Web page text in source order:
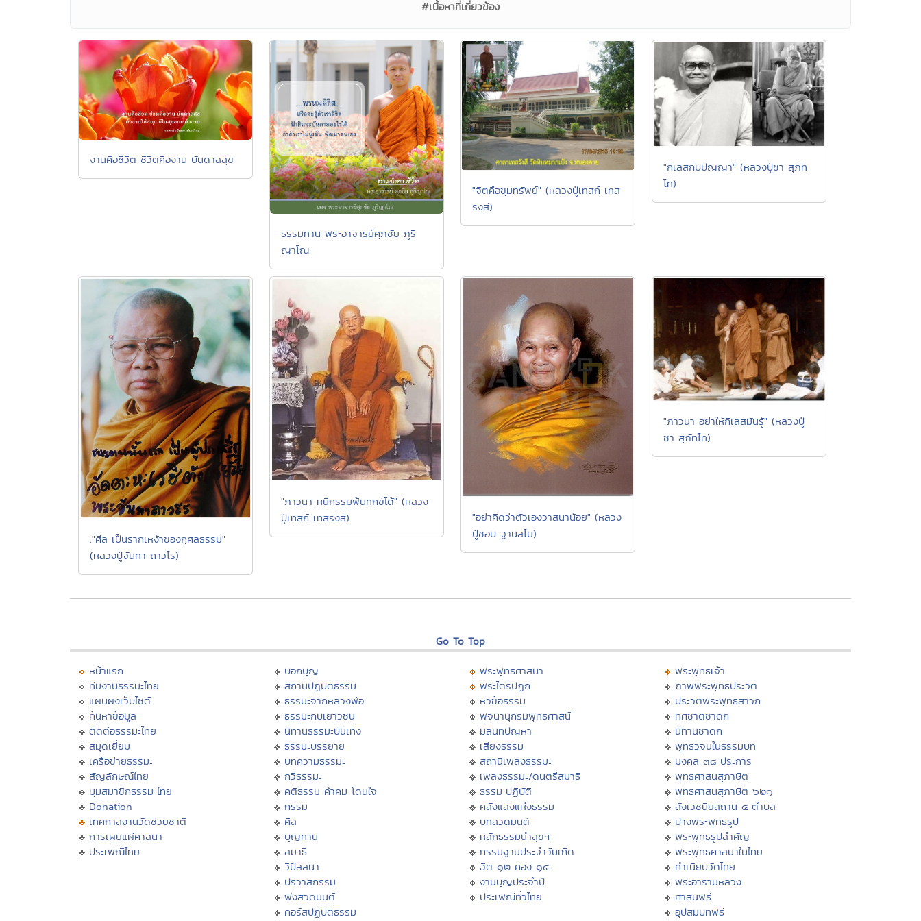
#เนื้อหาที่เกี่ยวข้อง
งานคือชีวิต ชีวิตคืองาน บันดาลสุข
ธรรมทาน พระอาจารย์ศุภชัย ภูริ
ญาโณ
"จิตคือขุมทรัพย์" (หลวงปู่เทสก์ เทส
รังสี)
"กิเลสกับปัญญา" (หลวงปู่ชา สุภัท
โท)
."ศีล เป็นรากเหง้าของกุศลธรรม"
(หลวงปู่จันทา ถาวโร)
"ภาวนา หนีกรรมพ้นทุกข์ได้" (หลวง
ปู่เทสก์ เทสรังสี)
"อย่าคิดว่าตัวเองวาสนาน้อย" (หลวง
ปู่ชอบ ฐานสโม)
"ภาวนา อย่าให้กิเลสมันรู้" (หลวงปู่
ชา สุภัทโท)
Go To Top
หน้าแรก
ทีมงานธรรมะไทย
แผนผังเว็บไซต์
ค้นหาข้อมูล
ติดต่อธรรมะไทย
สมุดเยี่ยม
เครือข่ายธรรมะ
สัญลักษณ์ไทย
มุมสมาชิกธรรมะไทย
Donation
เทศกาลงานวัดช่วยชาติ
การเผยแผ่ศาสนา
ประเพณีไทย
บอกบุญ
สถานปฏิบัติธรรม
ธรรมะจากหลวงพ่อ
ธรรมะกับเยาวชน
นิทานธรรมะบันเทิง
ธรรมะบรรยาย
บทความธรรมะ
กวีธรรมะ
คติธรรม คำคม โดนใจ
กรรม
ศีล
บุญทาน
สมาธิ
วิปัสสนา
ปริวาสกรรม
ฟังสวดมนต์
คอร์สปฏิบัติธรรม
พระพุทธศาสนา
พระไตรปิฏก
หัวข้อธรรม
พจนานุกรมพุทธศาสน์
มิลินทปัญหา
เสียงธรรม
สถานีเพลงธรรมะ
เพลงธรรมะ/ดนตรีสมาธิ
ธรรมะปฏิบัติ
คลังแสงแห่งธรรม
บทสวดมนต์
หลักธรรมนำสุขฯ
กรรมฐานประจำวันเกิด
ฮีต ๑๒ คอง ๑๔
งานบุญประจำปี
ประเพณีทั่วไทย
พระพุทธเจ้า
ภาพพระพุทธประวัติ
ประวัติพระพุทธสาวก
ทศชาติชาดก
นิทานชาดก
พุทธวจนในธรรมบท
มงคล ๓๘ ประการ
พุทธศาสนสุภาษิต
พุทธศาสนสุภาษิต ๖๒๑
สังเวชนียสถาน ๔ ตำบล
ปางพระพุทธรูป
พระพุทธรูปสำคัญ
พระพุทธศาสนาในไทย
ทำเนียบวัดไทย
พระอารามหลวง
ศาสนพิธี
อุปสมบทพิธี